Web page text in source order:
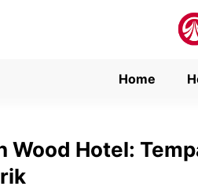
Home
Wood Hotel: